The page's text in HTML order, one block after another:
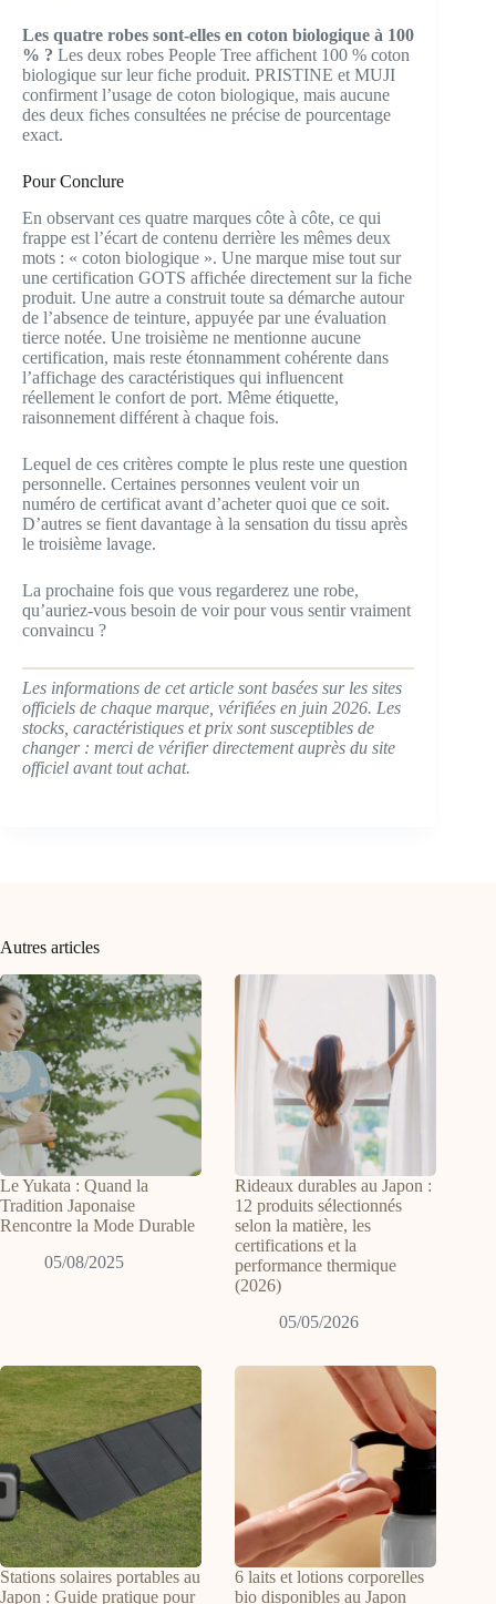
Les quatre robes sont-elles en coton biologique à 100
% ? Les deux robes People Tree affichent 100 % coton
biologique sur leur fiche produit. PRISTINE et MUJI
confirment l’usage de coton biologique, mais aucune
des deux fiches consultées ne précise de pourcentage
exact.
Pour Conclure
En observant ces quatre marques côte à côte, ce qui
frappe est l’écart de contenu derrière les mêmes deux
mots : « coton biologique ». Une marque mise tout sur
une certification GOTS affichée directement sur la fiche
produit. Une autre a construit toute sa démarche autour
de l’absence de teinture, appuyée par une évaluation
tierce notée. Une troisième ne mentionne aucune
certification, mais reste étonnamment cohérente dans
l’affichage des caractéristiques qui influencent
réellement le confort de port. Même étiquette,
raisonnement différent à chaque fois.
Lequel de ces critères compte le plus reste une question
personnelle. Certaines personnes veulent voir un
numéro de certificat avant d’acheter quoi que ce soit.
D’autres se fient davantage à la sensation du tissu après
le troisième lavage.
La prochaine fois que vous regarderez une robe,
qu’auriez-vous besoin de voir pour vous sentir vraiment
convaincu ?
Les informations de cet article sont basées sur les sites
officiels de chaque marque, vérifiées en juin 2026. Les
stocks, caractéristiques et prix sont susceptibles de
changer : merci de vérifier directement auprès du site
officiel avant tout achat.
Autres articles
Le Yukata : Quand la
Tradition Japonaise
Rencontre la Mode Durable
05/08/2025
Rideaux durables au Japon :
12 produits sélectionnés
selon la matière, les
certifications et la
performance thermique
(2026)
05/05/2026
Stations solaires portables au
Japon : Guide pratique pour
6 laits et lotions corporelles
bio disponibles au Japon